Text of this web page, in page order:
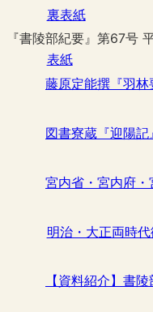
裏表紙
『書陵部紀要』第67号
表紙
明治・大正両時